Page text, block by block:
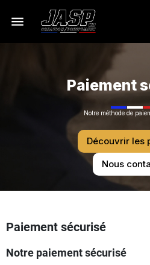
menu
Paiement
Notre méthode de
Découvrir les
Nous
Paiement sécurisé
Notre paiement sécurisé